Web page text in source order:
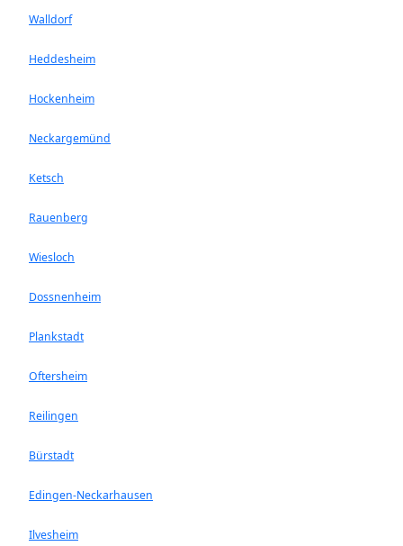
Walldorf
Heddesheim
Hockenheim
Neckargemünd
Ketsch
Rauenberg
Wiesloch
Dossnenheim
Plankstadt
Oftersheim
Reilingen
Bürstadt
Edingen-Neckarhausen
Ilvesheim